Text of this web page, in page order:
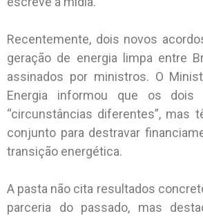
Recentemente, dois novos
geração de energia limpa entre
assinados por ministros. O
Energia informou que os dois
“circunstâncias diferentes”, mas
conjunto para destravar
transição energética.
A pasta não cita resultados
parceria do passado, mas